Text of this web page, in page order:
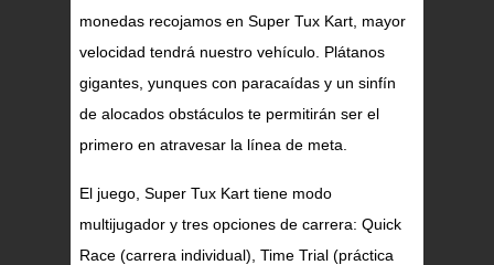
monedas recojamos en Super Tux Kart, mayor
velocidad tendrá nuestro vehículo. Plátanos
gigantes, yunques con paracaídas y un sinfín
de alocados obstáculos te permitirán ser el
primero en atravesar la línea de meta.
El juego, Super Tux Kart tiene modo
multijugador y tres opciones de carrera: Quick
Race (carrera individual), Time Trial (práctica